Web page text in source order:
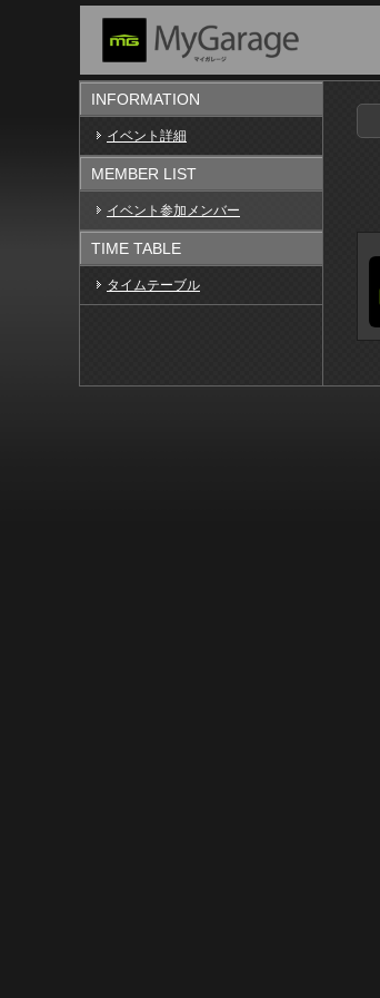
INFORMATION
イベント詳細
MEMBER LIST
イベント参加メンバー
TIME TABLE
タイムテーブル